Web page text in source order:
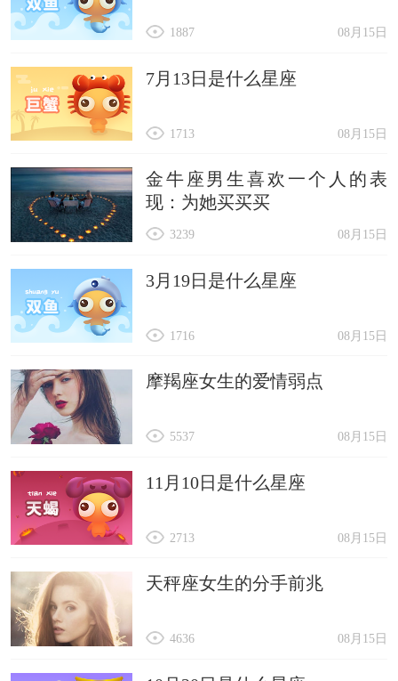
08月15日
1887
7月13日是什么星座
08月15日
1713
金牛座男生喜欢一个人的表
现：为她买买买
08月15日
3239
3月19日是什么星座
08月15日
1716
摩羯座女生的爱情弱点
08月15日
5537
11月10日是什么星座
08月15日
2713
天秤座女生的分手前兆
08月15日
4636